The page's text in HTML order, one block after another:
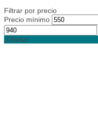
Filtrar por precio
Precio mínimo
¡Oferta!